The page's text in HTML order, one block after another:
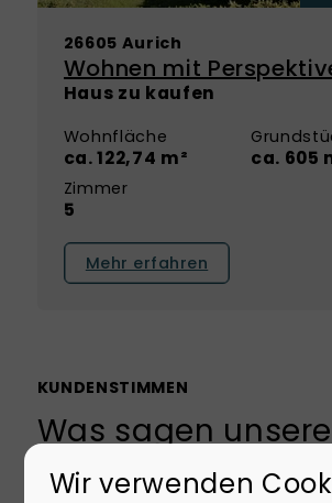
26605 Aurich
Haus zu kaufen
Wohnfläche
ca. 122,74 m² ca. 605
Zimmer
5
Mehr erfahren
KUNDENSTIMMEN
Was sagen unsere
Kunden
Wir verwenden